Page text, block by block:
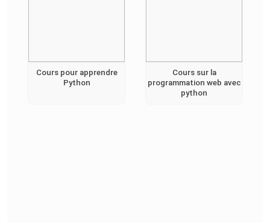
Cours pour apprendre
Python
Cours sur la
programmation web avec
python